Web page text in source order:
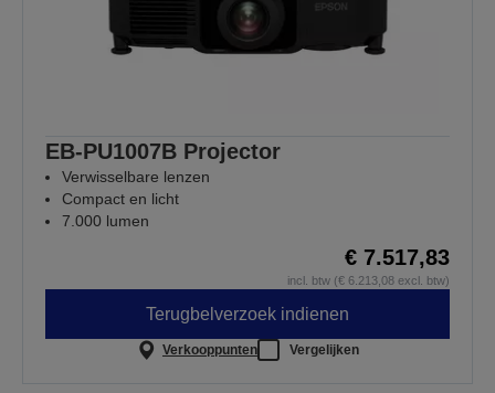
EB-PU1007B Projector
Verwisselbare lenzen
Compact en licht
7.000 lumen
€ 7.517,83
incl. btw (€ 6.213,08 excl. btw)
Terugbelverzoek indienen
Verkooppunten Vergelijken